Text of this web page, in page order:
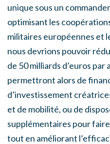
unique sous un
optimisant les
militaires européennes et
nous devrions pouvoir
de 50 milliards d’euros par
permettront alors de
d’investissement
et de mobilité, ou de
supplémentaires pour
tout en améliorant